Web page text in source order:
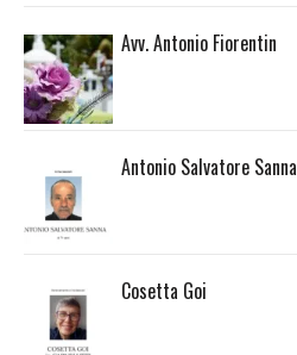
Avv. Antonio Fiorentin
Antonio Salvatore Sanna
Cosetta Goi